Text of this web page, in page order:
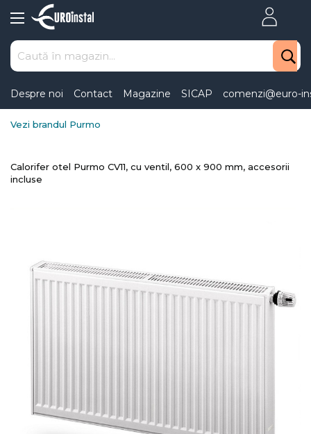
to
Content
Despre noi Contact Magazine SICAP comenzi@euro-
Vezi brandul Purmo
Calorifer otel Purmo CV11, cu ventil, 600 x 900 mm, accesorii
incluse